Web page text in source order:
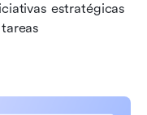
estratégicas